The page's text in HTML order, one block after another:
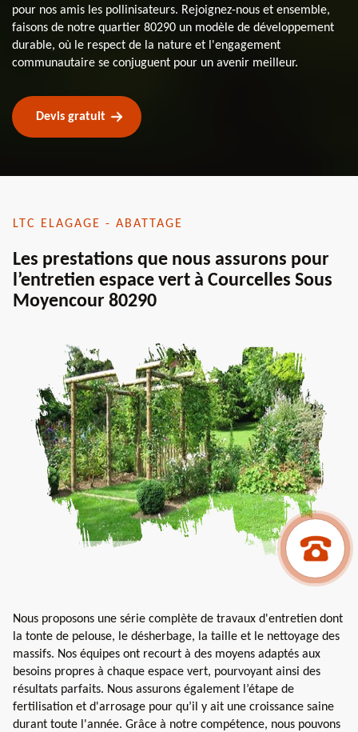
pour nos amis les pollinisateurs. Rejoignez-nous et ensemble,
faisons de notre quartier 80290 un modèle de développement
durable, où le respect de la nature et l'engagement
communautaire se conjuguent pour un avenir meilleur.
Devis gratuit
LTC ELAGAGE - ABATTAGE
Les prestations que nous assurons pour
l’entretien espace vert à Courcelles Sous
Moyencour 80290
Nous proposons une série complète de travaux d'entretien dont
la tonte de pelouse, le désherbage, la taille et le nettoyage des
massifs. Nos équipes ont recourt à des moyens adaptés aux
besoins propres à chaque espace vert, pourvoyant ainsi des
résultats parfaits. Nous assurons également l’étape de
fertilisation et d'arrosage pour qu’il y ait une croissance saine
durant toute l'année. Grâce à notre compétence, nous pouvons